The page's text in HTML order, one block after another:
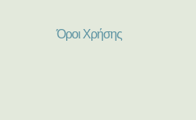
Όροι Χρήσης